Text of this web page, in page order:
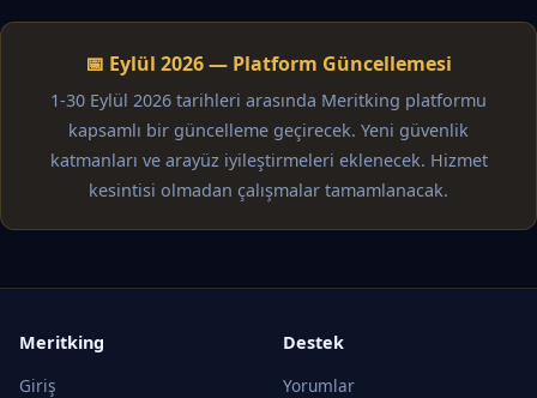
📅 Eylül 2026 — Platform Güncellemesi
1-30 Eylül 2026 tarihleri arasında Meritking platformu
kapsamlı bir güncelleme geçirecek. Yeni güvenlik
katmanları ve arayüz iyileştirmeleri eklenecek. Hizmet
kesintisi olmadan çalışmalar tamamlanacak.
Meritking
Giriş
Destek
Yorumlar